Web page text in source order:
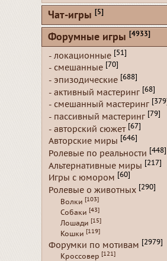
Чат-игры [5]
Форумные игры [4933]
- локационные [51]
- смешанные [70]
- эпизодические [688]
- активный мастеринг [68]
- смешанный мастеринг [379]
- пассивный мастеринг [79]
- авторский сюжет [67]
Авторские миры [646]
Ролевые по реальности [448]
Альтернативные миры [217]
Игры с юмором [60]
Ролевые о животных [290]
Волки [103]
Собаки [43]
Лошади [15]
Кошки [119]
Форумки по мотивам [2979]
Кроссовер [121]